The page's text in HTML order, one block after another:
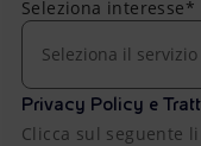
Seleziona interesse*
Seleziona il
Privacy Policy e
Clicca sul seguente